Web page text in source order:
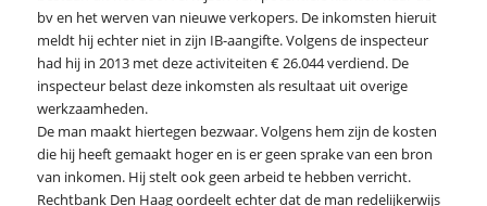
bv en het werven van nieuwe verkopers. De inkomsten hieruit
meldt hij echter niet in zijn IB-aangifte. Volgens de inspecteur
had hij in 2013 met deze activiteiten € 26.044 verdiend. De
inspecteur belast deze inkomsten als resultaat uit overige
werkzaamheden.
De man maakt hiertegen bezwaar. Volgens hem zijn de kosten
die hij heeft gemaakt hoger en is er geen sprake van een bron
van inkomen. Hij stelt ook geen arbeid te hebben verricht.
Rechtbank Den Haag oordeelt echter dat de man redelijkerwijs